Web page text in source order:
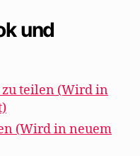
und
zu teilen (Wird in
(Wird in neuem